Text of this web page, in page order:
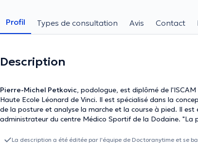
Profil Types de consultation Avis Contact
Description
Pierre-Michel Petkovic, podologue, est diplômé de
Haute Ecole Léonard de Vinci. Il est spécialisé dans la
de la posture et analyse la marche et la course à pied. Il
administrateur du centre Médico Sportif de la Dodaine. "La
La description a été éditée par l'équipe de Doctoranytime et se